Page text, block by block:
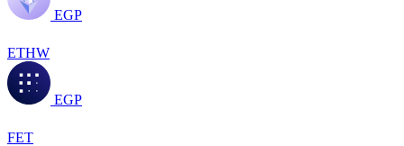
EGP
ETHW
EGP
FET